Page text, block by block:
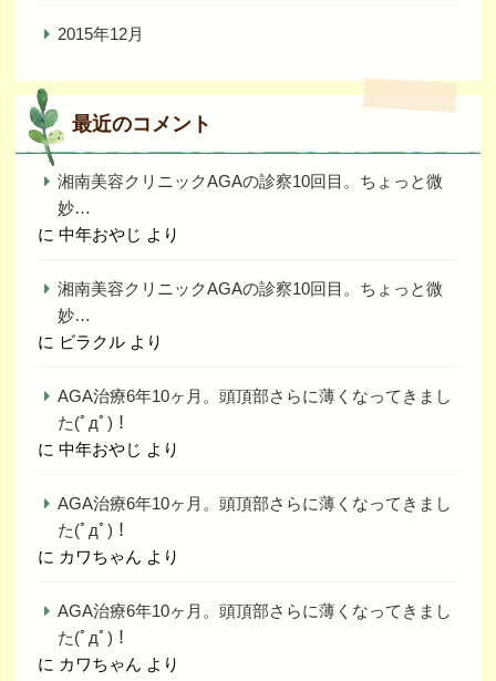
2015年12月
最近のコメント
湘南美容クリニックAGAの診察10回目。ちょっと微
妙…
に 中年おやじ より
湘南美容クリニックAGAの診察10回目。ちょっと微
妙…
に ビラクル より
AGA治療6年10ヶ月。頭頂部さらに薄くなってきまし
た(ﾟдﾟ)！
に 中年おやじ より
AGA治療6年10ヶ月。頭頂部さらに薄くなってきまし
た(ﾟдﾟ)！
に カワちゃん より
AGA治療6年10ヶ月。頭頂部さらに薄くなってきまし
た(ﾟдﾟ)！
に カワちゃん より